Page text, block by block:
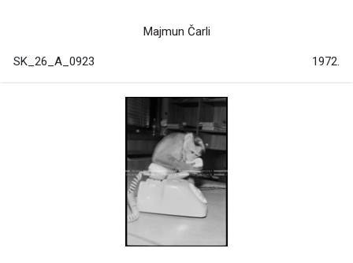
Majmun Čarli
SK_26_A_0923 1972.